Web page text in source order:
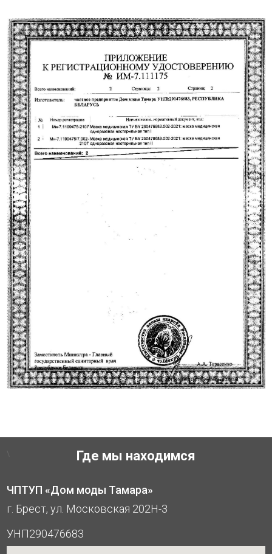
Где мы находимся
ЧПТУП «Дом моды Тамара»
г. Брест, ул. Московская 202Н-3
УНП290476683